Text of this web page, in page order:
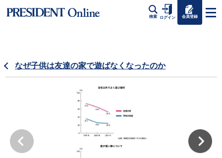
検索 ログイン 会員登録
なぜ子供は友達の家で遊ばなくなったのか